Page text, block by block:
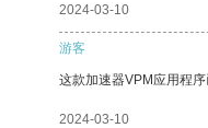
2024-03-10
游客
这款加速器VPM应用程
2024-03-10